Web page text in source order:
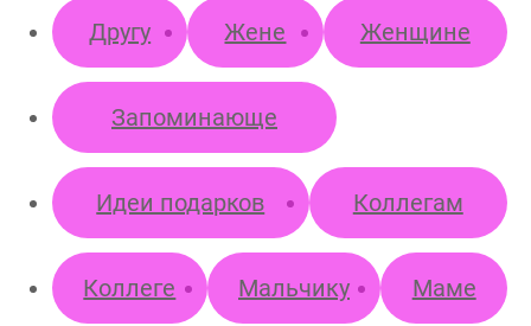
Другу Жене Женщине
Запоминающе
Идеи подарков Коллегам
Коллеге Мальчику Маме